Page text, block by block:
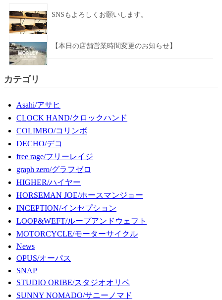
SNSもよろしくお願いします。
【本日の店舗営業時間変更のお知らせ】
カテゴリ
Asahi/アサヒ
CLOCK HAND/クロックハンド
COLIMBO/コリンボ
DECHO/デコ
free rage/フリーレイジ
graph zero/グラフゼロ
HIGHER/ハイヤー
HORSEMAN JOE/ホースマンジョー
INCEPTION/インセプション
LOOP&WEFT/ループアンドウェフト
MOTORCYCLE/モーターサイクル
News
OPUS/オーパス
SNAP
STUDIO ORIBE/スタジオオリベ
SUNNY NOMADO/サニーノマド